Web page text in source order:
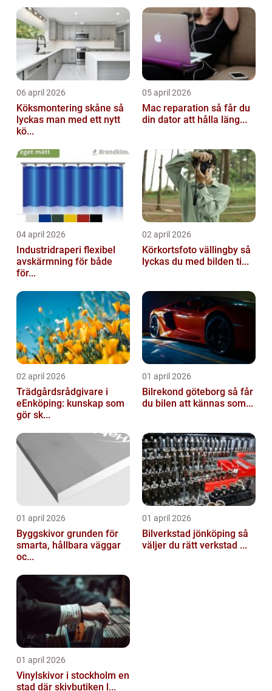
06 april 2026
Köksmontering skåne så
lyckas man med ett nytt
kö...
05 april 2026
Mac reparation så får du
din dator att hålla läng...
04 april 2026
Industridraperi flexibel
avskärmning för både
för...
02 april 2026
Körkortsfoto vällingby så
lyckas du med bilden ti...
02 april 2026
Trädgårdsrådgivare i
eEnköping: kunskap som
gör sk...
01 april 2026
Bilrekond göteborg så får
du bilen att kännas som...
01 april 2026
Byggskivor grunden för
smarta, hållbara väggar
oc...
01 april 2026
Bilverkstad jönköping så
väljer du rätt verkstad ...
01 april 2026
Vinylskivor i stockholm en
stad där skivbutiken l...